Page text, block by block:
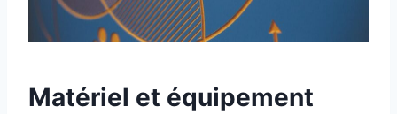
Matériel et équipement